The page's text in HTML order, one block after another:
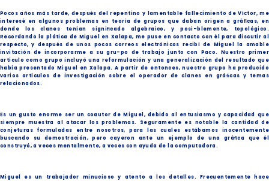
Pocos años más tarde, después del repentino y lamentable fallecimiento de Víctor, me
interesé en algunos problemas en teoría de grupos que daban origen a gráﬁcas, en
donde los clanes tenían signiﬁcado algebraico, y posi-blemente, topológico.
Recordando la plática de Miguel en Xalapa, me puse en contacto con él para discutir al
respecto, y después de unos pocos correos electrónicos recibí de Miguel la amable
invitación de incorporarme a su gru-po de trabajo junto con Paco. Nuestro primer
artículo como grupo incluyó una reformulación y una generalización del resultado que
había presentado Miguel en Xalapa. A partir de entonces, nuestro grupo ha producido
varios artículos de investigación sobre el operador de clanes en gráﬁcas y temas
relacionados.
Es un gusto enorme ser un coautor de Miguel, debido al entusiasmo y capacidad que
siempre muestra al atacar los problemas. Seguramente es notable la cantidad de
conjeturas formuladas entre nosotros, para las cuales estábamos inocentemente
buscando su demostración, pero cayeron ante un ejemplo de una gráﬁca que él
construyó, a veces mentalmente, a veces con ayuda de la computadora.
Miguel es un trabajador minucioso y atento a los detalles. Frecuentemente hace